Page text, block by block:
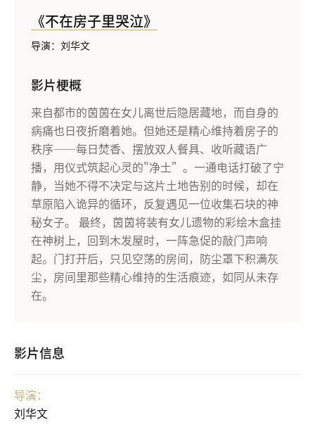
《不在房子里哭泣》
导演：刘华文
影片梗概
来自都市的茵茵在女儿离世后隐居藏地，而自身的
病痛也日夜折磨着她。但她还是精心维持着房子的
秩序——每日焚香、摆放双人餐具、收听藏语广
播，用仪式筑起心灵的"净土”。一通电话打破了宁
静，当她不得不决定与这片土地告别的时候，却在
草原陷入诡异的循环，反复遇见一位收集石块的神
秘女子。 最终，茵茵将装有女儿遗物的彩绘木盒挂
在神树上，回到木发屋时，一阵急促的敲门声响
起。门打开后，只见空荡的房间，防尘罩下积满灰
尘，房间里那些精心维持的生活痕迹，如同从未存
在。
影片信息
导演：
刘华文